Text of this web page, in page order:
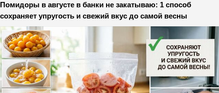
Помидоры в августе в банки не закатываю: 1 способ
сохраняет упругость и свежий вкус до самой весны